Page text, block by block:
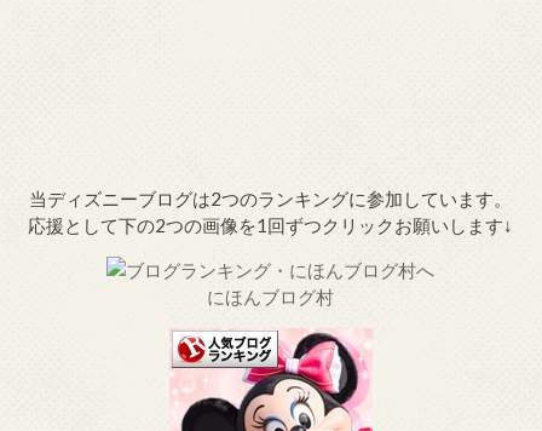
当ディズニーブログは2つのランキングに参加しています。
応援として下の2つの画像を1回ずつクリックお願いします↓
にほんブログ村